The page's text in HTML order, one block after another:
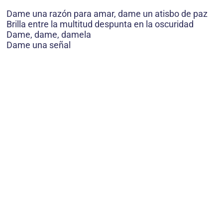
Dame una razón para amar, dame un atisbo de paz
Brilla entre la multitud despunta en la oscuridad
Dame, dame, damela
Dame una señal